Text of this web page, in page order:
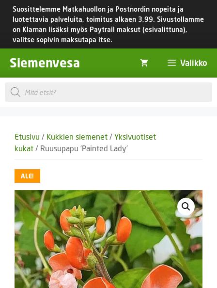
Siirry
sisältöön
Suosittelemme Matkahuollon ja Postnordin nopeita ja
luotettavia palveluita, toimitus alkaen 3,99. Sivustollamme
on Klarnan lisäksi myös Paytrail maksut (esivalittuna),
valitse sopivin maksutapa itse.
Siemenvesa Valikko
Products
search
Etusivu / Kukkien siemenet / Yksivuotiset
kukat / Ruusupapu ’Painted Lady’
ALE!